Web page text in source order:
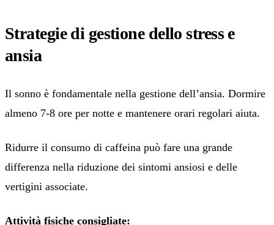
Strategie di gestione dello stress e
ansia
Il sonno è fondamentale nella gestione dell’ansia. Dormire
almeno 7-8 ore per notte e mantenere orari regolari aiuta.
Ridurre il consumo di caffeina può fare una grande
differenza nella riduzione dei sintomi ansiosi e delle
vertigini associate.
Attività fisiche consigliate: